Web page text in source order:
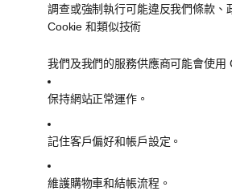
調查或強制執行可能違反我們條款、
Cookie 和類似技術
我們及我們的服務供應商可能會使用
保持網站正常運作。
記住客戶偏好和帳戶設定。
維護購物車和結帳流程。